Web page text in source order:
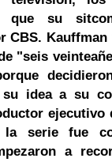
que su
CBS. Kauffman
"seis
su idea a su
ejecutivo
serie fue
a